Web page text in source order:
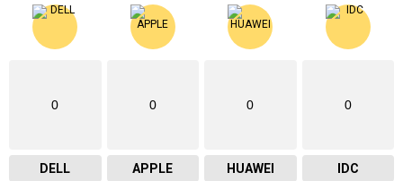
0
DELL
0
APPLE
0
HUAWEI
0
IDC